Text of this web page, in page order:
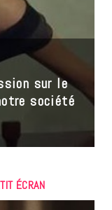
sur le
société
ÉCRAN